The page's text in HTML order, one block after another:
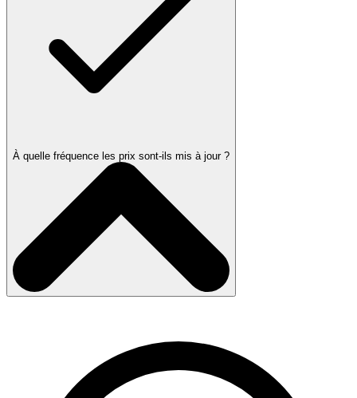
À quelle fréquence les prix sont-ils mis à jour ?